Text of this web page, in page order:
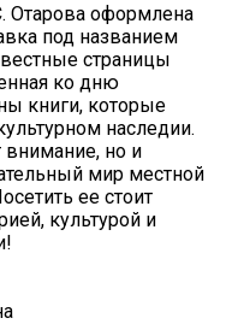
Отарова оформлена
под названием
страницы
ко дню
книги, которые
наследии.
внимание, но и
мир местной
ее стоит
культурой и